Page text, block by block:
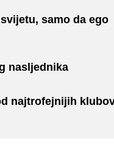
samo da ego
nasljednika
najtrofejnijih